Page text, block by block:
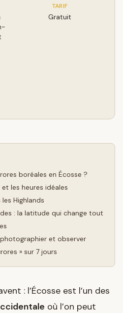
TARIF
Gratuit
boréales en Écosse ?
les heures idéales
Highlands
: la latitude qui change tout
et observer
» sur 7 jours
: l’Écosse est l’un des
où l’on peut